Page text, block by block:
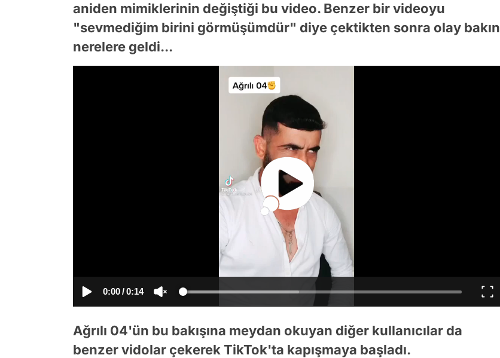
aniden mimiklerinin değiştiği bu video. Benzer bir videoyu
"sevmediğim birini görmüşümdür" diye çektikten sonra olay bakın
nerelere geldi...
0:00/0:14
Ağrılı 04'ün bu bakışına meydan okuyan diğer kullanıcılar da
benzer vidolar çekerek TikTok'ta kapışmaya başladı.